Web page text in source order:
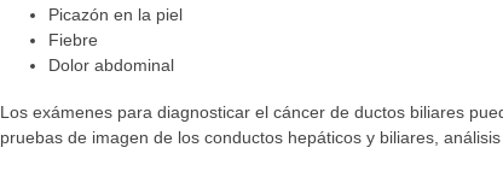
Picazón en la piel
Fiebre
Dolor abdominal
Los exámenes para diagnosticar el cáncer de ductos biliares
pruebas de imagen de los conductos hepáticos y biliares,